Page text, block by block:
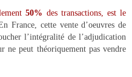
50% des transactions, est le
France, cette vente d’oeuvres de
l’intégralité de l’adjudication
ne peut théoriquement pas vendre